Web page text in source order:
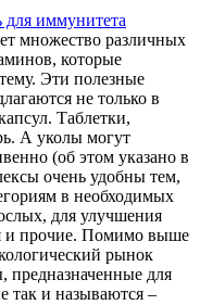
множество различных
которые
Эти полезные
не только в
Таблетки,
А уколы могут
(об этом указано в
очень удобны тем,
в необходимых
для улучшения
и прочие. Помимо выше
рынок
предназначенные для
так и называются –